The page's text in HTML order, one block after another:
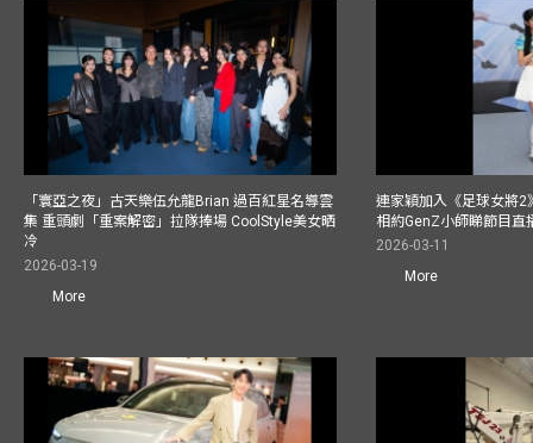
「寰亞之夜」古天樂伍允龍Brian 過百紅星名導雲
集 重頭劇「重案解密」拉隊捧場 CoolStyle美女晒
冷
2026-03-19
More
連家穎加入《足球女將
相約GenZ小師睇節目直
2026-03-11
More